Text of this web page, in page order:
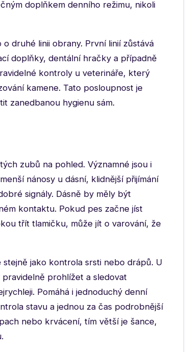
doplňkem denního režimu, nikoli
druhé linii obrany. První linií zůstává
doplňky, dentální hračky a případně
kontroly u veterináře, který
kamene. Tato posloupnost je
zanedbanou hygienu sám.
zubů na pohled. Významné jsou i
nánosy u dásní, klidnější přijímání
signály. Dásně by měly být
kontaktu. Pokud pes začne jíst
třít tlamičku, může jít o varování, že
jako kontrola srsti nebo drápů. U
prohlížet a sledovat
Pomáhá i jednoduchý denní
stavu a jednou za čas podrobnější
nebo krvácení, tím větší je šance,